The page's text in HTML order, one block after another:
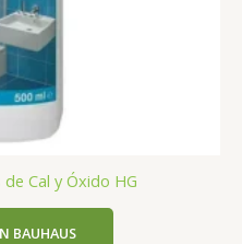
Cal y Óxido HG
BAUHAUS